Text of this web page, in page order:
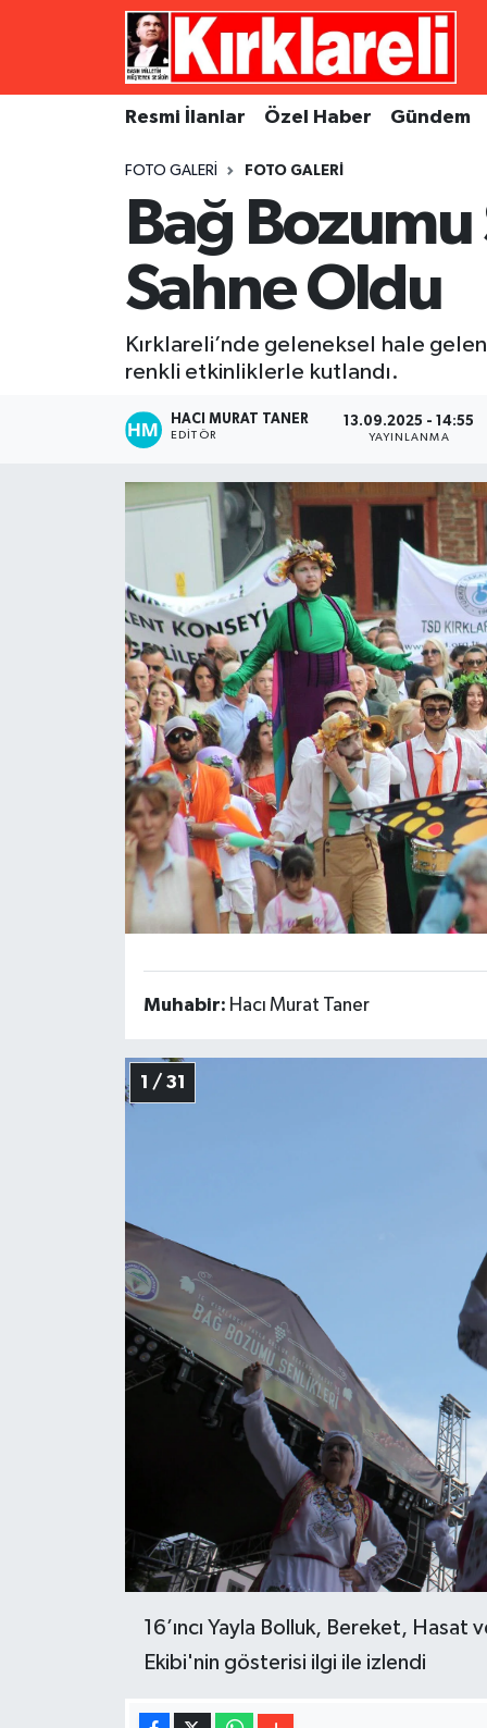
Resmi İlanlar Özel Haber Gündem
FOTO GALERI FOTO GALERI
Bağ
Sahne Oldu
Kırklareli’nde geleneksel hale
renkli etkinliklerle kutlandı.
HACI MURAT TANER
EDITÖR
13.09.2025 - 14:55
YAYINLANMA
Muhabir: Hacı Murat Taner
1 / 31
16’ıncı Yayla Bolluk, Bereket,
Ekibi'nin gösterisi ilgi ile izlendi
Resmi İlanlar
Ekonomi
Kültür Sanat
Merkez Nöbetçi Eczaneler
Süper Lig Puan Durumu ve Fikstür
Tüm Manşetler
Son Dakika Haberleri
Haber Arşivi